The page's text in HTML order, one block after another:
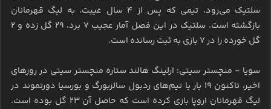
سلتیک می‌رود، تیمی که پس از ۴ سال غیبت، به لیگ قهرمانان
بازگشته است. سلتیک در این فصل آمار عجیب ۷ برد، ۲۹ گل زده و ۲
گل خورده را در ۷ بازی به ثبت رسانده است.
سویا - منچستر سیتی: ارلینگ هالند ستاره منچستر سیتی در روزهای
اخیر، تاکنون ۱۹ بار با تیم‌های ردبول سالزبورگ و بورسیا دورتموند در
لیگ قهرمانان اروپا بازی کرده است که حاصل آن ۲۳ گل بوده است.